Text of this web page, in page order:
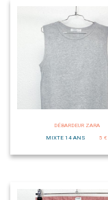
DÉBARDEUR ZARA
MIXTE 14 ANS
5 €